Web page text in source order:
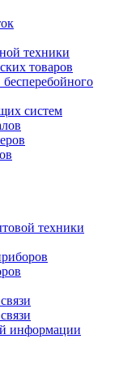
техники
товаров
систем
техники
информации